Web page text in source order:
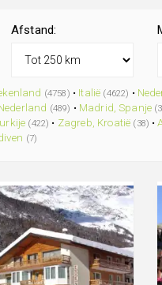
Afstand:
(4758) • Italië (4622) •
(489) • Madrid, Spanje
(422) • Zagreb, Kroatië (38) •
(7)